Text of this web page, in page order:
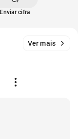
Enviar cifra
Ver mais